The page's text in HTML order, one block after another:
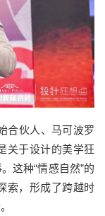
合伙人、马可波罗
关于设计的美学狂
这种“情感自然”的
索，形成了跨越时